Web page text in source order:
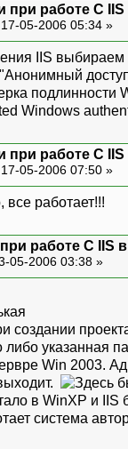
при работе С IIS
17-05-2006 05:34 »
IIS
подлинности
Windows
при работе С IIS
17-05-2006 07:50 »
работает!!!
работе С IIS в
05-2006 03:38 »
создании
указанная
Win 2003.
в WinXP и
система